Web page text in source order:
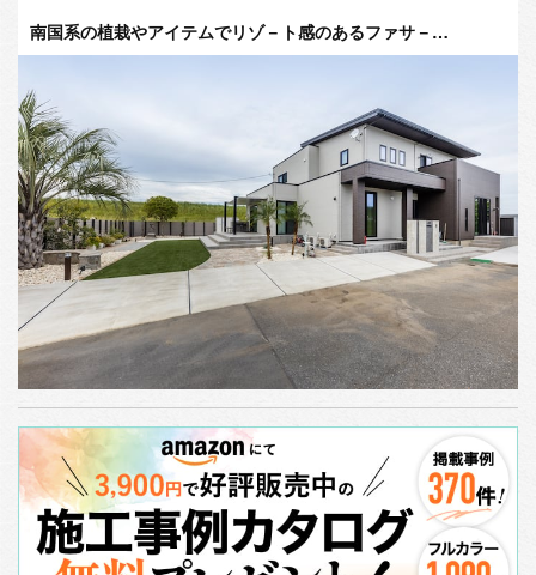
南国系の植栽やアイテムでリゾ－ト感のあるファサ－…